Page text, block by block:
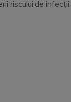
riscului de infecții